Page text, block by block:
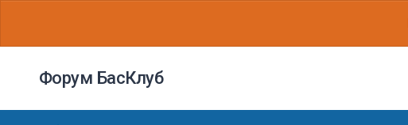
Форум БасКлуб